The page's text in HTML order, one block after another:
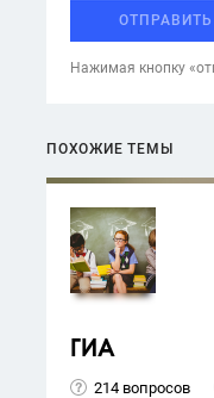
ОТПРАВИТЬ
Нажимая кнопку
ПОХОЖИЕ ТЕМЫ
ГИА
214 вопросов